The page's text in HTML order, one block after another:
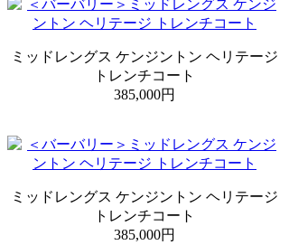
ミッドレングス ケンジントン ヘリテージ
トレンチコート
385,000円
ミッドレングス ケンジントン ヘリテージ
トレンチコート
385,000円